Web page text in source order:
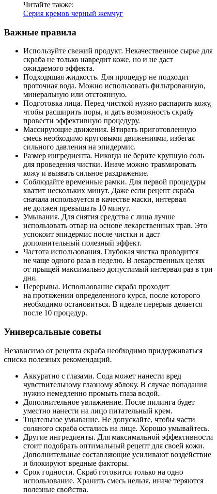
Читайте также:
Серия кремов черный жемчуг
Важные правила
Используйте свежий продукт. Некачественное сырье для
скраба не только навредит коже, но и не даст
ожидаемого эффекта.
Подходящая жидкость. Для процедур не подходит
проточная вода. Можно использовать фильтрованную,
минеральную или отстоянную.
Подготовка лица. Перед чисткой нужно распарить кожу,
чтобы расширить поры, и дать возможность скрабу
провести эффективную процедуру.
Массирующие движения. Втирать приготовленную
смесь необходимо круговыми движениями, избегая
сильного давления на эпидермис.
Размер ингредиента. Никогда не берите крупную соль
для проведения чистки. Иначе можно травмировать
кожу и вызвать сильное раздражение.
Соблюдайте временные рамки. Для первой процедуры
хватит нескольких минут. Даже если рецепт скраба
сначала используется в качестве маски, интервал
не должен превышать 10 минут.
Умывания. Для снятия средства с лица лучше
использовать отвар на основе лекарственных трав. Это
успокоит эпидермис после чистки и даст
дополнительный полезный эффект.
Частота использования. Глубокая чистка проводится
не чаще одного раза в неделю. В лекарственных целях
от прыщей максимально допустимый интервал раз в три
дня.
Перерывы. Использование скраба проходит
на протяжении определенного курса, после которого
необходимо остановиться. В идеале перерыв делается
после 10 процедур.
Универсальные советы
Независимо от рецепта скраба необходимо придерживаться
списка полезных рекомендаций.
Аккуратно с глазами. Сода может нанести вред
чувствительному глазному яблоку. В случае попадания
нужно немедленно промыть глаза водой.
Дополнительное увлажнение. После пилинга будет
уместно нанести на лицо питательный крем.
Тщательное умывание. Не допускайте, чтобы части
соляного скраба остались на лице. Хорошо умывайтесь.
Другие ингредиенты. Для максимальной эффективности
стоит подобрать оптимальный рецепт для своей кожи.
Дополнительные составляющие усиливают воздействие
и блокируют вредные факторы.
Срок годности. Скраб готовится только на одно
использование. Хранить смесь нельзя, иначе теряются
полезные свойства.